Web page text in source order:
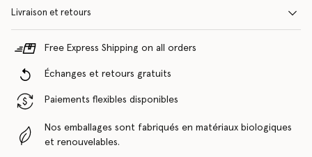
Livraison et retours
Free Express Shipping on all orders
Échanges et retours gratuits
Paiements flexibles disponibles
Nos emballages sont fabriqués en matériaux biologiques
et renouvelables.